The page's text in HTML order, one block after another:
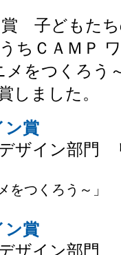
子どもたち
ちＣＡＭＰ
をつくろう
しました。
ン賞
ザイン部門
をつくろう～」
ン賞
ザイン部門